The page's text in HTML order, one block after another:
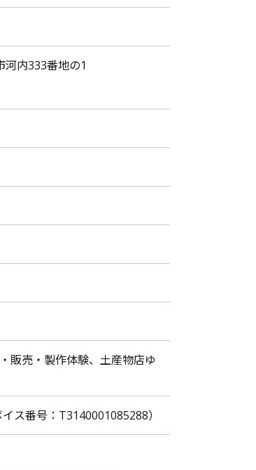
河内333番地の1
販売・製作体験、土産物店ゆ
ス番号：T3140001085288）